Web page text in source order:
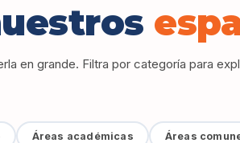
en grande. Filtra por categoría para
Áreas académicas Áreas